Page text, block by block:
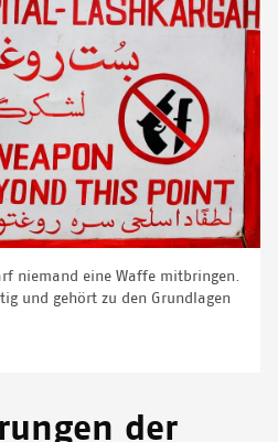
niemand eine Waffe mitbringen.
und gehört zu den Grundlagen
der